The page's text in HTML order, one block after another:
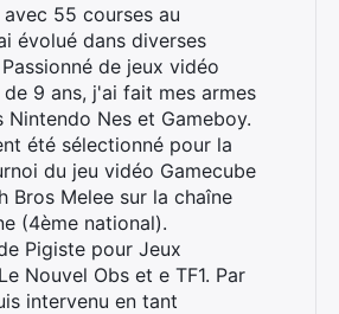
55 courses au
évolué dans diverses
de jeux vidéo
9 ans, j'ai fait mes armes
Nintendo Nes et Gameboy.
été sélectionné pour la
du jeu vidéo Gamecube
Bros Melee sur la chaîne
(4ème national).
Pigiste pour Jeux
Nouvel Obs et e TF1. Par
intervenu en tant